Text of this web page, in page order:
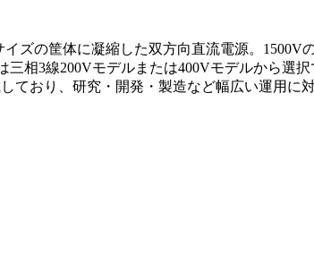
イズの筐体に凝縮した双方向直流電源。
相3線200Vモデルまたは400Vモデルから選
ており、研究・開発・製造など幅広い運用に対